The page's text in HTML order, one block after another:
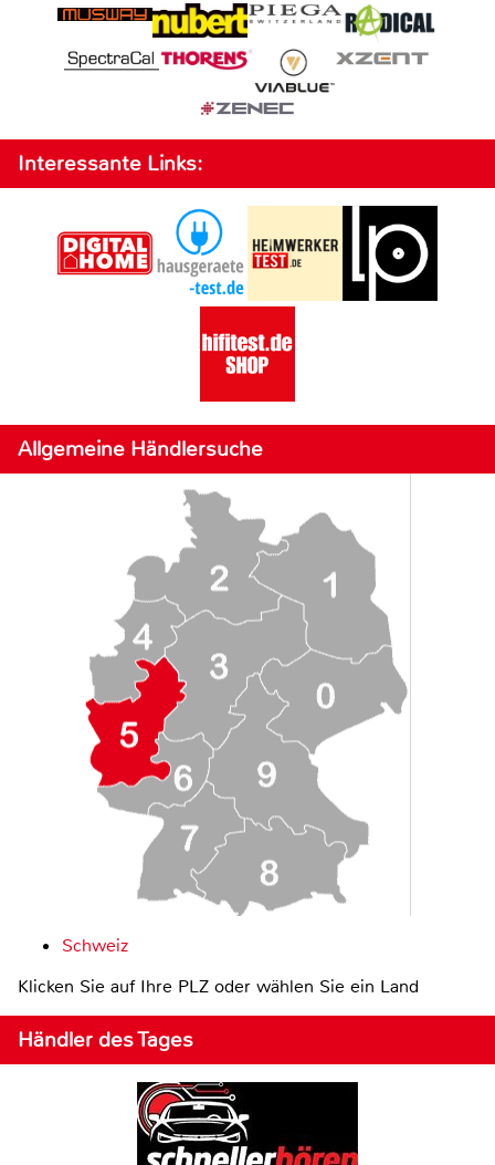
Interessante Links:
Allgemeine Händlersuche
Schweiz
Klicken Sie auf Ihre PLZ oder wählen Sie ein Land
Händler des Tages